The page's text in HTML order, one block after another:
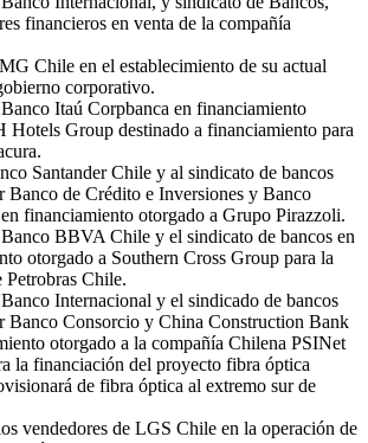
financieros en venta de la compañía
Chile en el establecimiento de su actual
corporativo.
Itaú Corpbanca en financiamiento
Hotels Group destinado a financiamiento para
Santander Chile y al sindicato de bancos
Banco de Crédito e Inversiones y Banco
financiamiento otorgado a Grupo Pirazzoli.
BBVA Chile y el sindicato de bancos en
otorgado a Southern Cross Group para la
Petrobras Chile.
Internacional y el sindicado de bancos
Banco Consorcio y China Construction Bank
otorgado a la compañía Chilena PSINet
la financiación del proyecto fibra óptica
de fibra óptica al extremo sur de
vendedores de LGS Chile en la operación de